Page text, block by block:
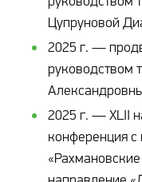
Цупруновой
2025 г. —
руководством
2025 г. — XLII
конференция